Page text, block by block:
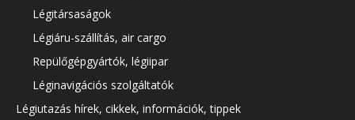
Légitársaságok
Légiáru-szállítás, air cargo
Repülőgépgyártók, légiipar
Léginavigációs szolgáltatók
Légiutazás hírek, cikkek, információk, tippek